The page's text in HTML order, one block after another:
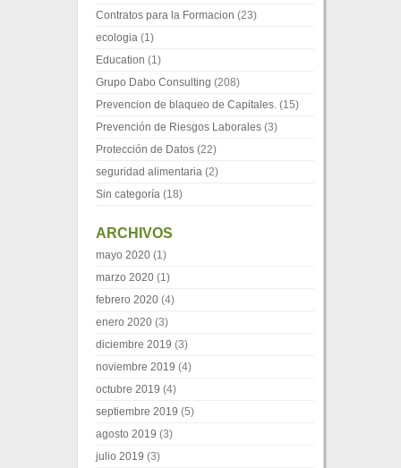
Contratos para la Formacion (23)
ecologia (1)
Education (1)
Grupo Dabo Consulting (208)
Prevencion de blaqueo de Capitales. (15)
Prevención de Riesgos Laborales (3)
Protección de Datos (22)
seguridad alimentaria (2)
Sin categoría (18)
ARCHIVOS
mayo 2020 (1)
marzo 2020 (1)
febrero 2020 (4)
enero 2020 (3)
diciembre 2019 (3)
noviembre 2019 (4)
octubre 2019 (4)
septiembre 2019 (5)
agosto 2019 (3)
julio 2019 (3)